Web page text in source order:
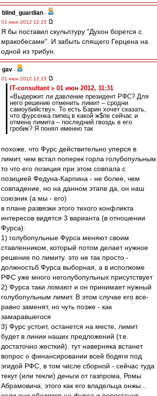
blind_guardian -
01 июн 2012 12:15
Я бы поставил скульптуру "Духон борется с
мракобесами". И забыть спящего Герцена на
одной из трибун.
gav -
01 июн 2012 12:15
IT-consultant » 01 июн 2012, 11:31
«Выдержит ли давление президент РФС? Для
него решение отменить лимит – сродни
самоубийству». То есть Барин хочет сказать,
что фурсенка пипец в какой ж$пе сейчас и
отмена лимита – последний гвоздь в его
гробик? Я понял именно так
похоже, что Фурс действительно уперся в
лимит, чем встал поперек горла голубопульным
то что его позиция при этом совпала с
позицией Федуна-Карпина - не более, чем
совпадение, но на данном этапе да, он наш
союзник (а мы - его)
в плане развязки этого тихого конфликта
интересов видятся 3 варианта (в отношении
Фурса):
1) голубопульные Фурса меняют своим
ставленником, который потом делает нужное
решение по лимиту. это не так просто -
должностьб Фурса выборная, а в исполкоме
РФС уже много неголубопульных присутствует
2) Фурса таки ломают и он принимает нужный
голубопульным лимит. В этом случае его все-
равно заменят, но чуть позже - как
замаравшегося
3) Фурс устоит, останется на месте, лимит
будет в линии наших предложений (т.е.
достаточно жесткий). тут наверняка встанет
вопрос о финансировании всей бодяги под
эгидой РФС, в том числе сборной - сейчас туда
текут (или текли) деньги от газпрома, Ромы
Абрамовича, этого как его владельца онжы...